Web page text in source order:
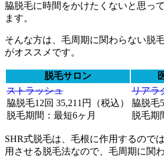
脇脱毛に時間をかけたくないと思っ
ます。
そんな方は、毛周期に関わらない脱
がオススメです。
脱毛サロン
ストラッシュ
脇脱毛12回 35,211円（税込）
脱毛期間：最短6ヶ月
リアラ
脇脱毛
脱毛期
SHR式脱毛は、毛根に作用するので
用させる脱毛法なので、 毛周期に関